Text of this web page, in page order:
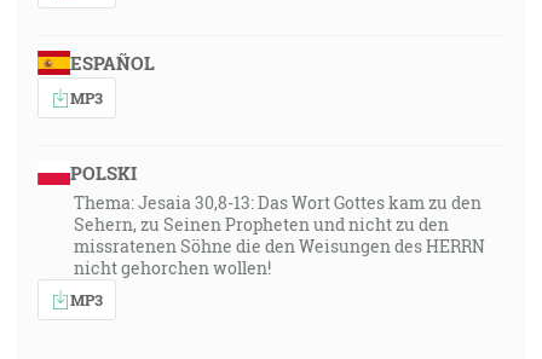
ESPAÑOL
MP3
POLSKI
Thema: Jesaia 30,8-13: Das Wort Gottes kam zu den
Sehern, zu Seinen Propheten und nicht zu den
missratenen Söhne die den Weisungen des HERRN
nicht gehorchen wollen!
MP3